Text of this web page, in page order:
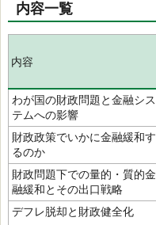
内容一覧
内容
わが国の財政問題と金融シス
テムへの影響
財政政策でいかに金融緩和す
るのか
財政問題下での量的・質的金
融緩和とその出口戦略
デフレ脱却と財政健全化